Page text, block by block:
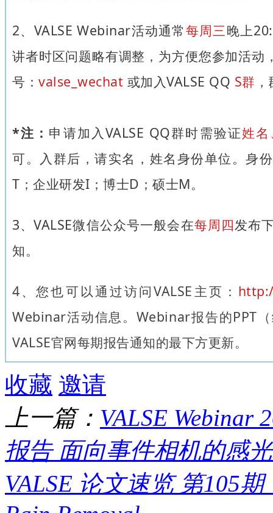
2、VALSE Webinar活动通常每周三晚上
讲者时区问题略有调整，为方便您参加活动
号： valse_wechat 或加入VALSE QQ S群
*注： 申请加入VALSE QQ群时需验证姓
可。入群后，请实名，姓名身份单位。身
T；企业研发I；博士D；硕士M。
3、VALSE微信公众号一般会在每周四发布
知。
4、您也可以通过访问VALSE主页：
Webinar活动信息。Webinar报告的PPT
VALSE官网每期报告通知的最下方更新。
收藏 邀请
上一篇： VALSE Webinar
报告 面向事件相机的感
VALSE 论文速览 第105期